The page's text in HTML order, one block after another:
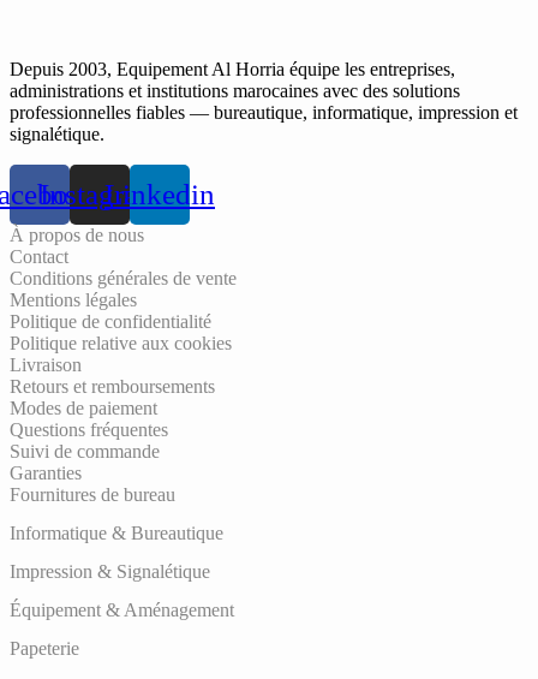
Depuis 2003, Equipement Al Horria équipe les entreprises,
administrations et institutions marocaines avec des solutions
professionnelles fiables — bureautique, informatique, impression et
signalétique.
InstagramLinkedin
À propos de nous
Contact
Conditions générales de vente
Mentions légales
Politique de confidentialité
Politique relative aux cookies
Livraison
Retours et remboursements
Modes de paiement
Questions fréquentes
Suivi de commande
Garanties
Fournitures de bureau
Informatique & Bureautique
Impression & Signalétique
Équipement & Aménagement
Papeterie